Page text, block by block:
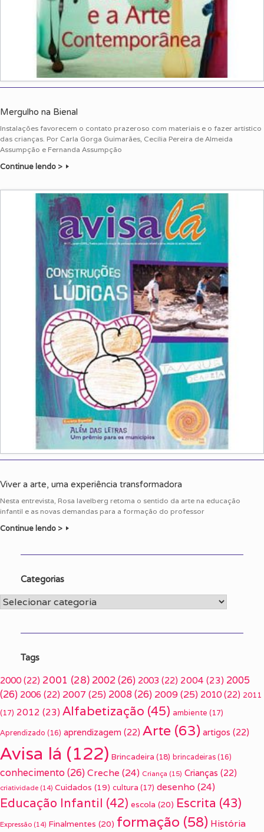
Mergulho na Bienal
Instalações favorecem o contato prazeroso com materiais e o fazer artístico
das crianças. Por Carla Gorga Guimarães, Cecília Pereira de Almeida
Assumpção e Fernanda Assumpção
Continue lendo >
Viver a arte, uma experiência transformadora
Nesta entrevista, Rosa Iavelberg retoma o sentido da arte na educação
infantil e as novas demandas para a formação do professor
Continue lendo >
Categorias
Categorias
Tags
2000 (22) 2001 (28) 2002(26) 2003 (22) 2004 (23) 2005
(26) 2006 (22) 2007 (25) 2008(26) 2009(25) 2010 (22) 2011
(17) 2012 (23) Alfabetização (45) ambiente (17)
Aprendizado (16) aprendizagem (22) Arte (63) artigos (22)
Avisa lá (122) Brincadeira (18) brincadeiras (16)
conhecimento(26) Creche (24) Criança (15) Crianças (22)
criatividade (14) Cuidados (19) cultura (17) desenho (24)
Educação Infantil (42) escola (20) Escrita (43)
Expressão (14) Finalmentes (20) formação (58) História